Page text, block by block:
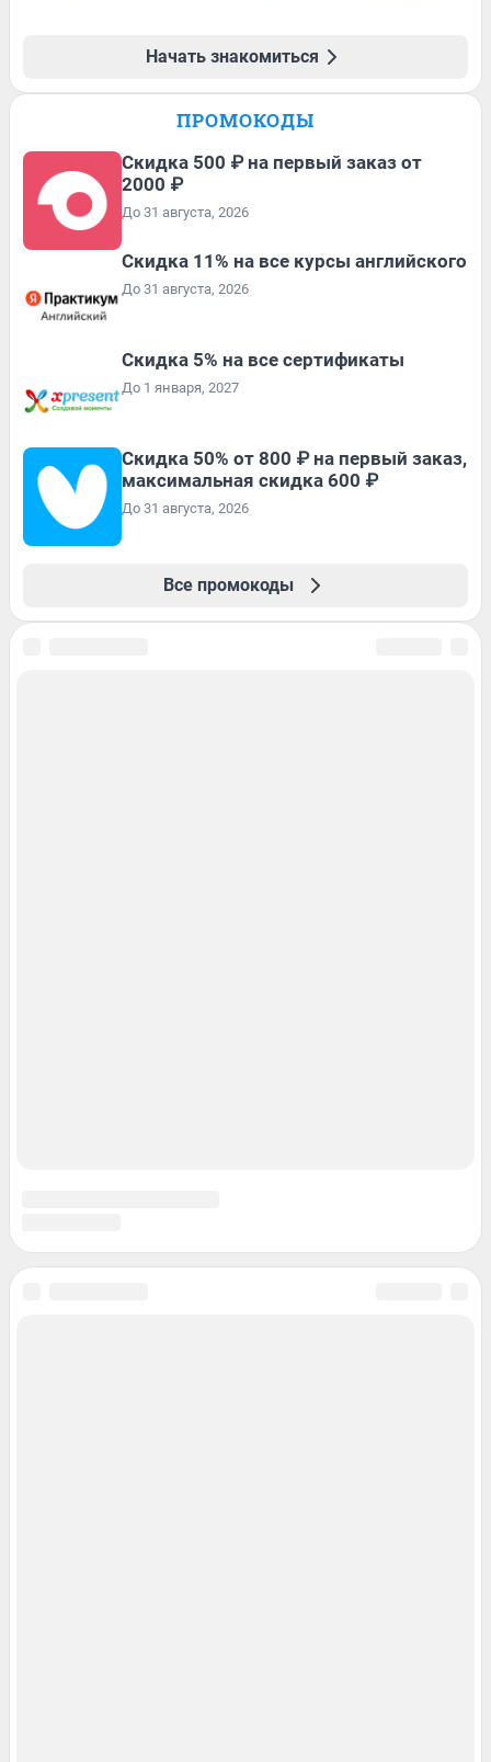
Начать знакомиться
ПРОМОКОДЫ
Скидка 500 ₽ на первый заказ от
2000 ₽
До 31 августа, 2026
Скидка 11% на все курсы английского
До 31 августа, 2026
Скидка 5% на все сертификаты
До 1 января, 2027
Скидка 50% от 800 ₽ на первый заказ,
максимальная скидка 600 ₽
До 31 августа, 2026
Все промокоды